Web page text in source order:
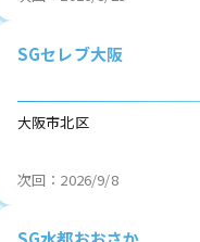
SGセレブ大阪
大阪市北区
次回：2026/9/8